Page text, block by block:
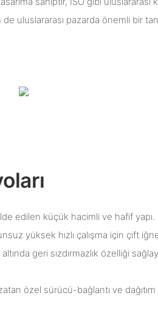
uluslararası pazarda önemli bir
edilen küçük hacimli ve hafif yapı.
yüksek hızlı çalışma için çift
geri sızdırmazlık özelliği
özel sürücü-bağlantı ve